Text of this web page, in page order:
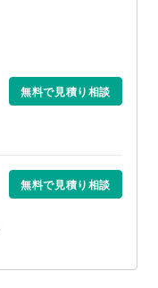
無料で見積り相談
無料で見積り相談